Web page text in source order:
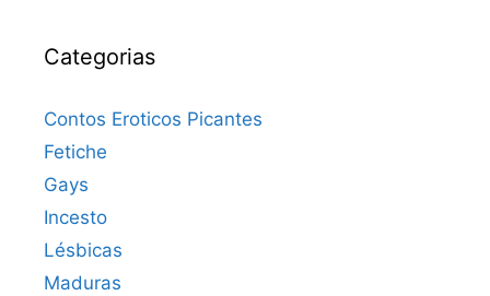
Categorias
Contos Eroticos Picantes
Fetiche
Gays
Incesto
Lésbicas
Maduras